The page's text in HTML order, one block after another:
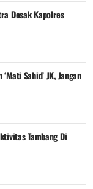
Desak Kapolres
Sahid’ JK, Jangan
Tambang Di